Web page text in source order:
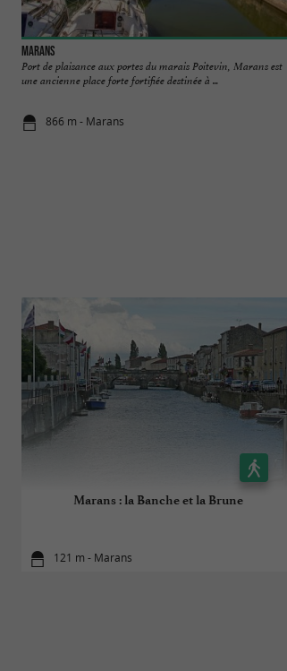
Marans
Port de plaisance aux portes du marais Poitevin, Marans est
une ancienne place forte fortifiée destinée à ...
866 m - Marans
Marans : la Banche et la Brune
121 m - Marans